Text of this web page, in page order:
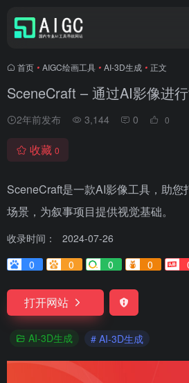
首页 • AIGC绘画工具 • AI-3D生成 • 正文
SceneCraft – 通过AI影像进
2年前发布 3,144 0 0
收藏 0
SceneCraft是一款AI影像工具，助您
场景，为叙事项目提供视觉基础。
收录时间：
2024-07-26
0
0 0 0
打开网站
AI-3D生成 # AI-3D生成